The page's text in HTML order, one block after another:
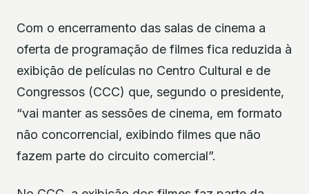
Com o encerramento das salas de cinema a
oferta de programação de filmes fica reduzida à
exibição de películas no Centro Cultural e de
Congressos (CCC) que, segundo o presidente,
“vai manter as sessões de cinema, em formato
não concorrencial, exibindo filmes que não
fazem parte do circuito comercial”.